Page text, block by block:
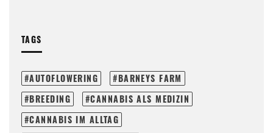
TAGS
AUTOFLOWERING
BARNEYS FARM
BREEDING
CANNABIS ALS MEDIZIN
CANNABIS IM ALLTAG